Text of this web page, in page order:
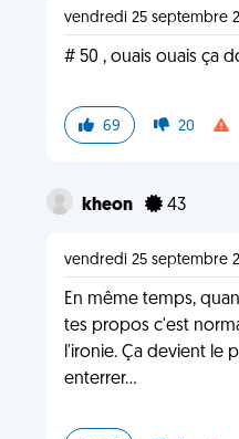
vendredi 25 septembre
# 50 , ouais ouais ça
69 20
kheon 43
vendredi 25 septembre
En même temps,
tes propos c'est
l'ironie. Ça devient le
enterrer...